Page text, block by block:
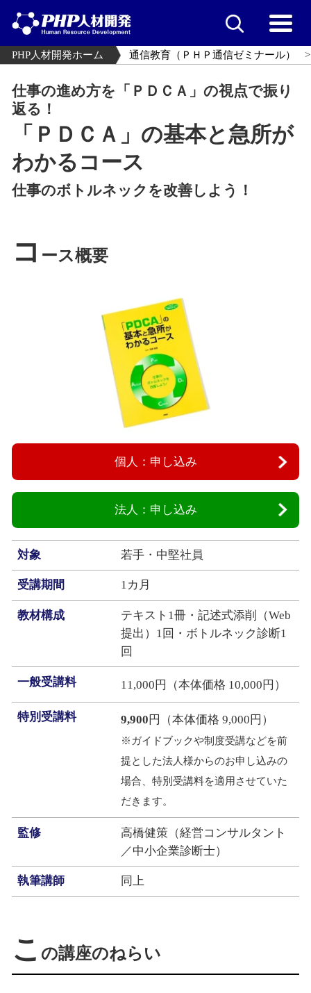
PHP人材開発ホーム 通信教育（ＰＨＰ通信ゼミナール）
仕事の進め方を「ＰＤＣＡ」の視点で振り
返る！
「ＰＤＣＡ」の基本と急所が
わかるコース
仕事のボトルネックを改善しよう！
コ ース概要
個人：申し込み
法人：申し込み
対象 若手・中堅社員
受講期間 1カ月
教材構成
テキスト1冊・記述式添削（Web
提出）1回・ボトルネック診断1
回
一般受講料 11,000円（本体価格 10,000円）
特別受講料 9,900 円（本体価格 9,000円）
※ガイドブックや制度受講などを前
提とした法人様からのお申し込みの
場合、特別受講料を適用させていた
だきます。
監修
高橋健策（経営コンサルタント
／中小企業診断士）
執筆講師 同上
こ の講座のねらい